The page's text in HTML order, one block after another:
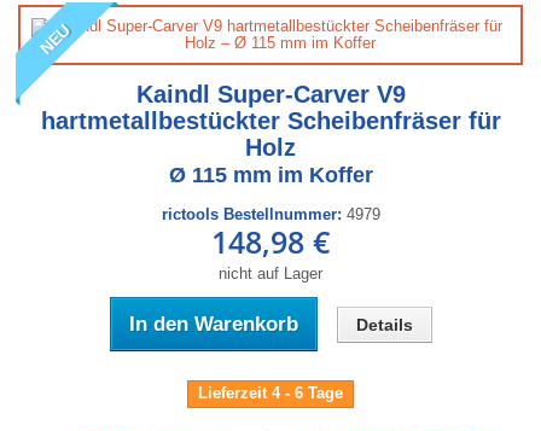
NEU
Kaindl Super-Carver V9
hartmetallbestückter Scheibenfräser für
Holz
Ø 115 mm im Koffer
rictools Bestellnummer: 4979
148,98 €
nicht auf Lager
In den Warenkorb Details
Lieferzeit 4 - 6 Tage